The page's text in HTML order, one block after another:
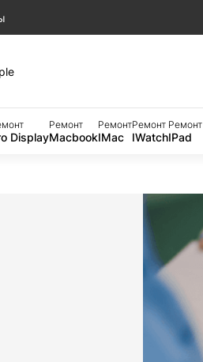
Display
Ремонт
Macbook
Ремонт
IMac
Ремонт
IWatch
Ремонт
IPad